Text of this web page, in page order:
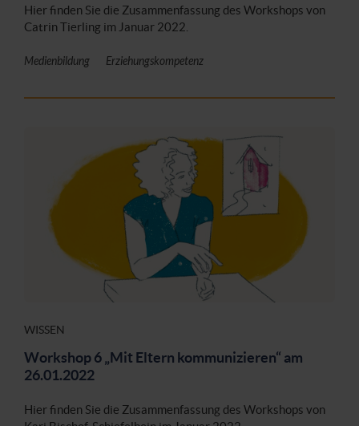
Hier finden Sie die Zusammenfassung des Workshops von
Catrin Tierling im Januar 2022.
Medienbildung Erziehungskompetenz
WISSEN
Workshop 6 „Mit Eltern kommunizieren“ am
26.01.2022
Hier finden Sie die Zusammenfassung des Workshops von